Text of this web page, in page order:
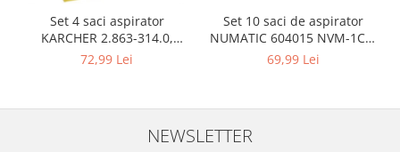
Servere, Componente & UPS
Telecomenzi garaj
Sport & Activitati in aer liber
Set 4 saci aspirator
KARCHER 2.863-314.0,
compatibil cu WD, KWD, SE
72,99 Lei
Set 10 saci de aspirator
NUMATIC 604015 NVM-1CH,
9L
69,99 Lei
NEWSLETTER